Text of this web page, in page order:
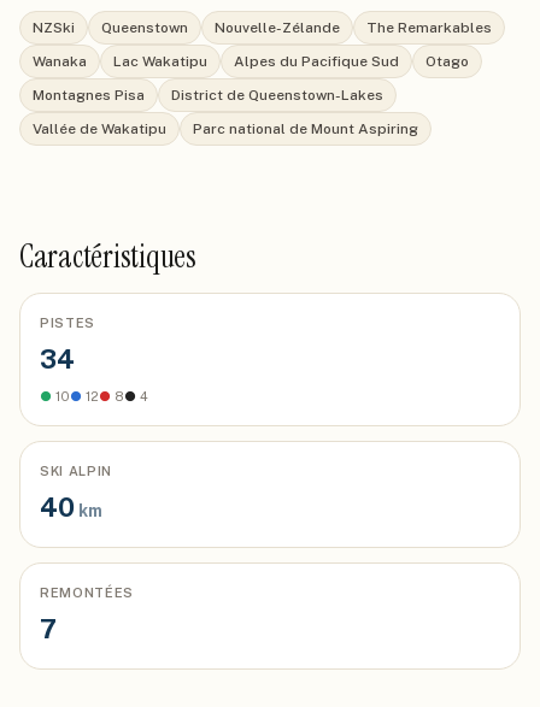
NZSki Queenstown Nouvelle-Zélande
The Remarkables
Wanaka
Lac Wakatipu Alpes du Pacifique Sud
Otago
Montagnes Pisa
District de Queenstown-Lakes
Vallée de Wakatipu
Parc national de Mount Aspiring
Caractéristiques
PISTES
34
● 10● 12● 8● 4
SKI ALPIN
40 km
REMONTÉES
7